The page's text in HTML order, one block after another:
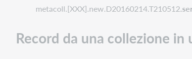
metacoll.[XXX].new.D20160214.T210512
Record da una collezione